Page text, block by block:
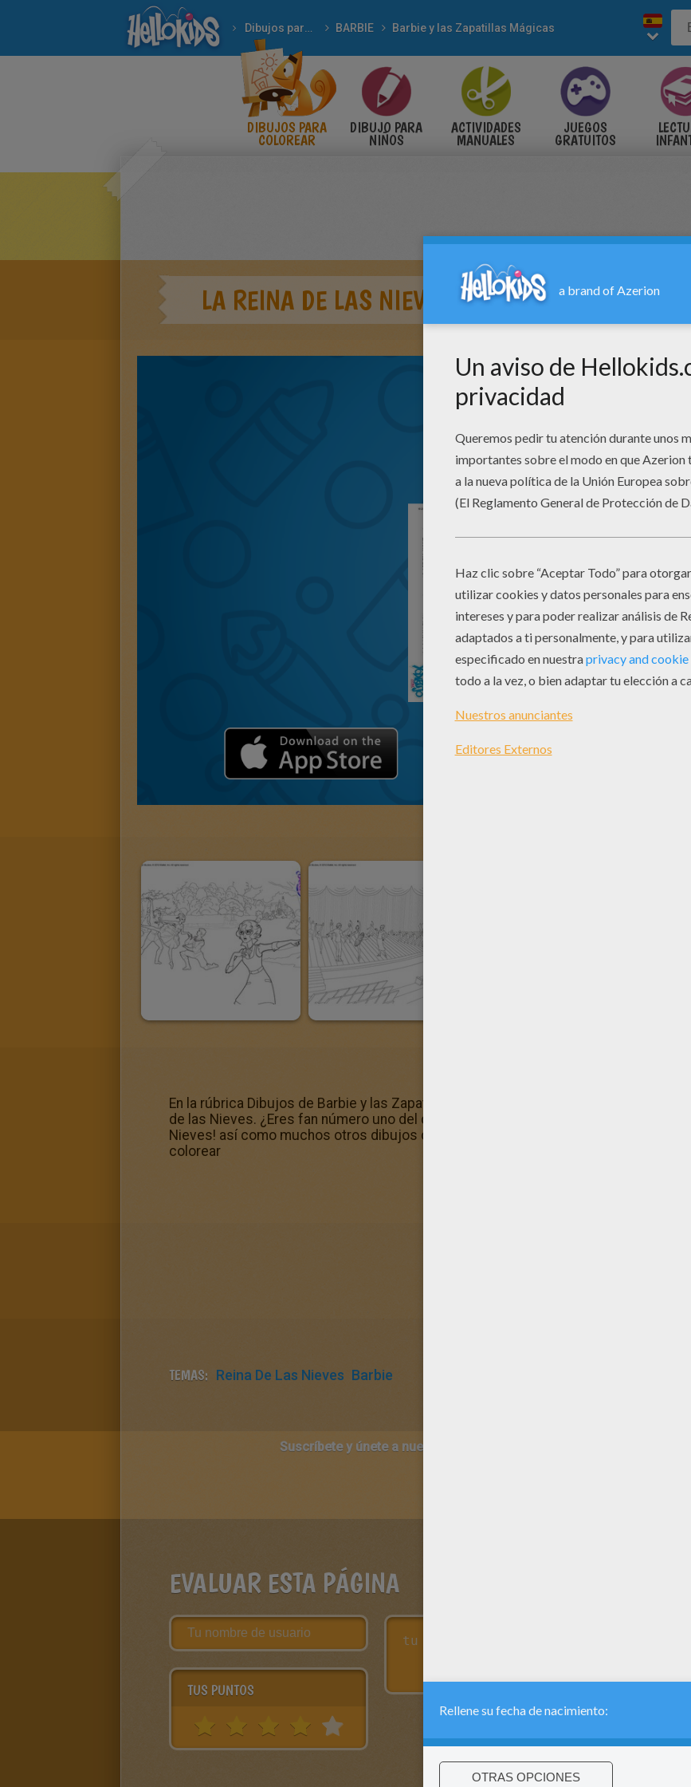
Dibujos para Colorear BARBIE Barbie y las Zapatillas Mágicas
DIBUJOS PARA
COLOREAR
DIBUJO PARA
NIÑOS
ACTIVIDADES
MANUALES
JUEGOS
GRATUITOS
LA REINA DE LAS NIEVES
En la rúbrica Dibujos de Barbie y las Zapatillas mágicas para colorear, descubre,
de las Nieves. ¿Eres fan número uno del dibujo para colorear? ¡También te gustará
Nieves! así como muchos otros dibujos del mismo tema en el canal Dibujos de
colorear
TEMAS: Reina De Las Nieves Barbie
Suscríbete y únete a nuestro canal de vídeos para niños en Youtube:
EVALUAR ESTA PÁGINA
TUS PUNTOS